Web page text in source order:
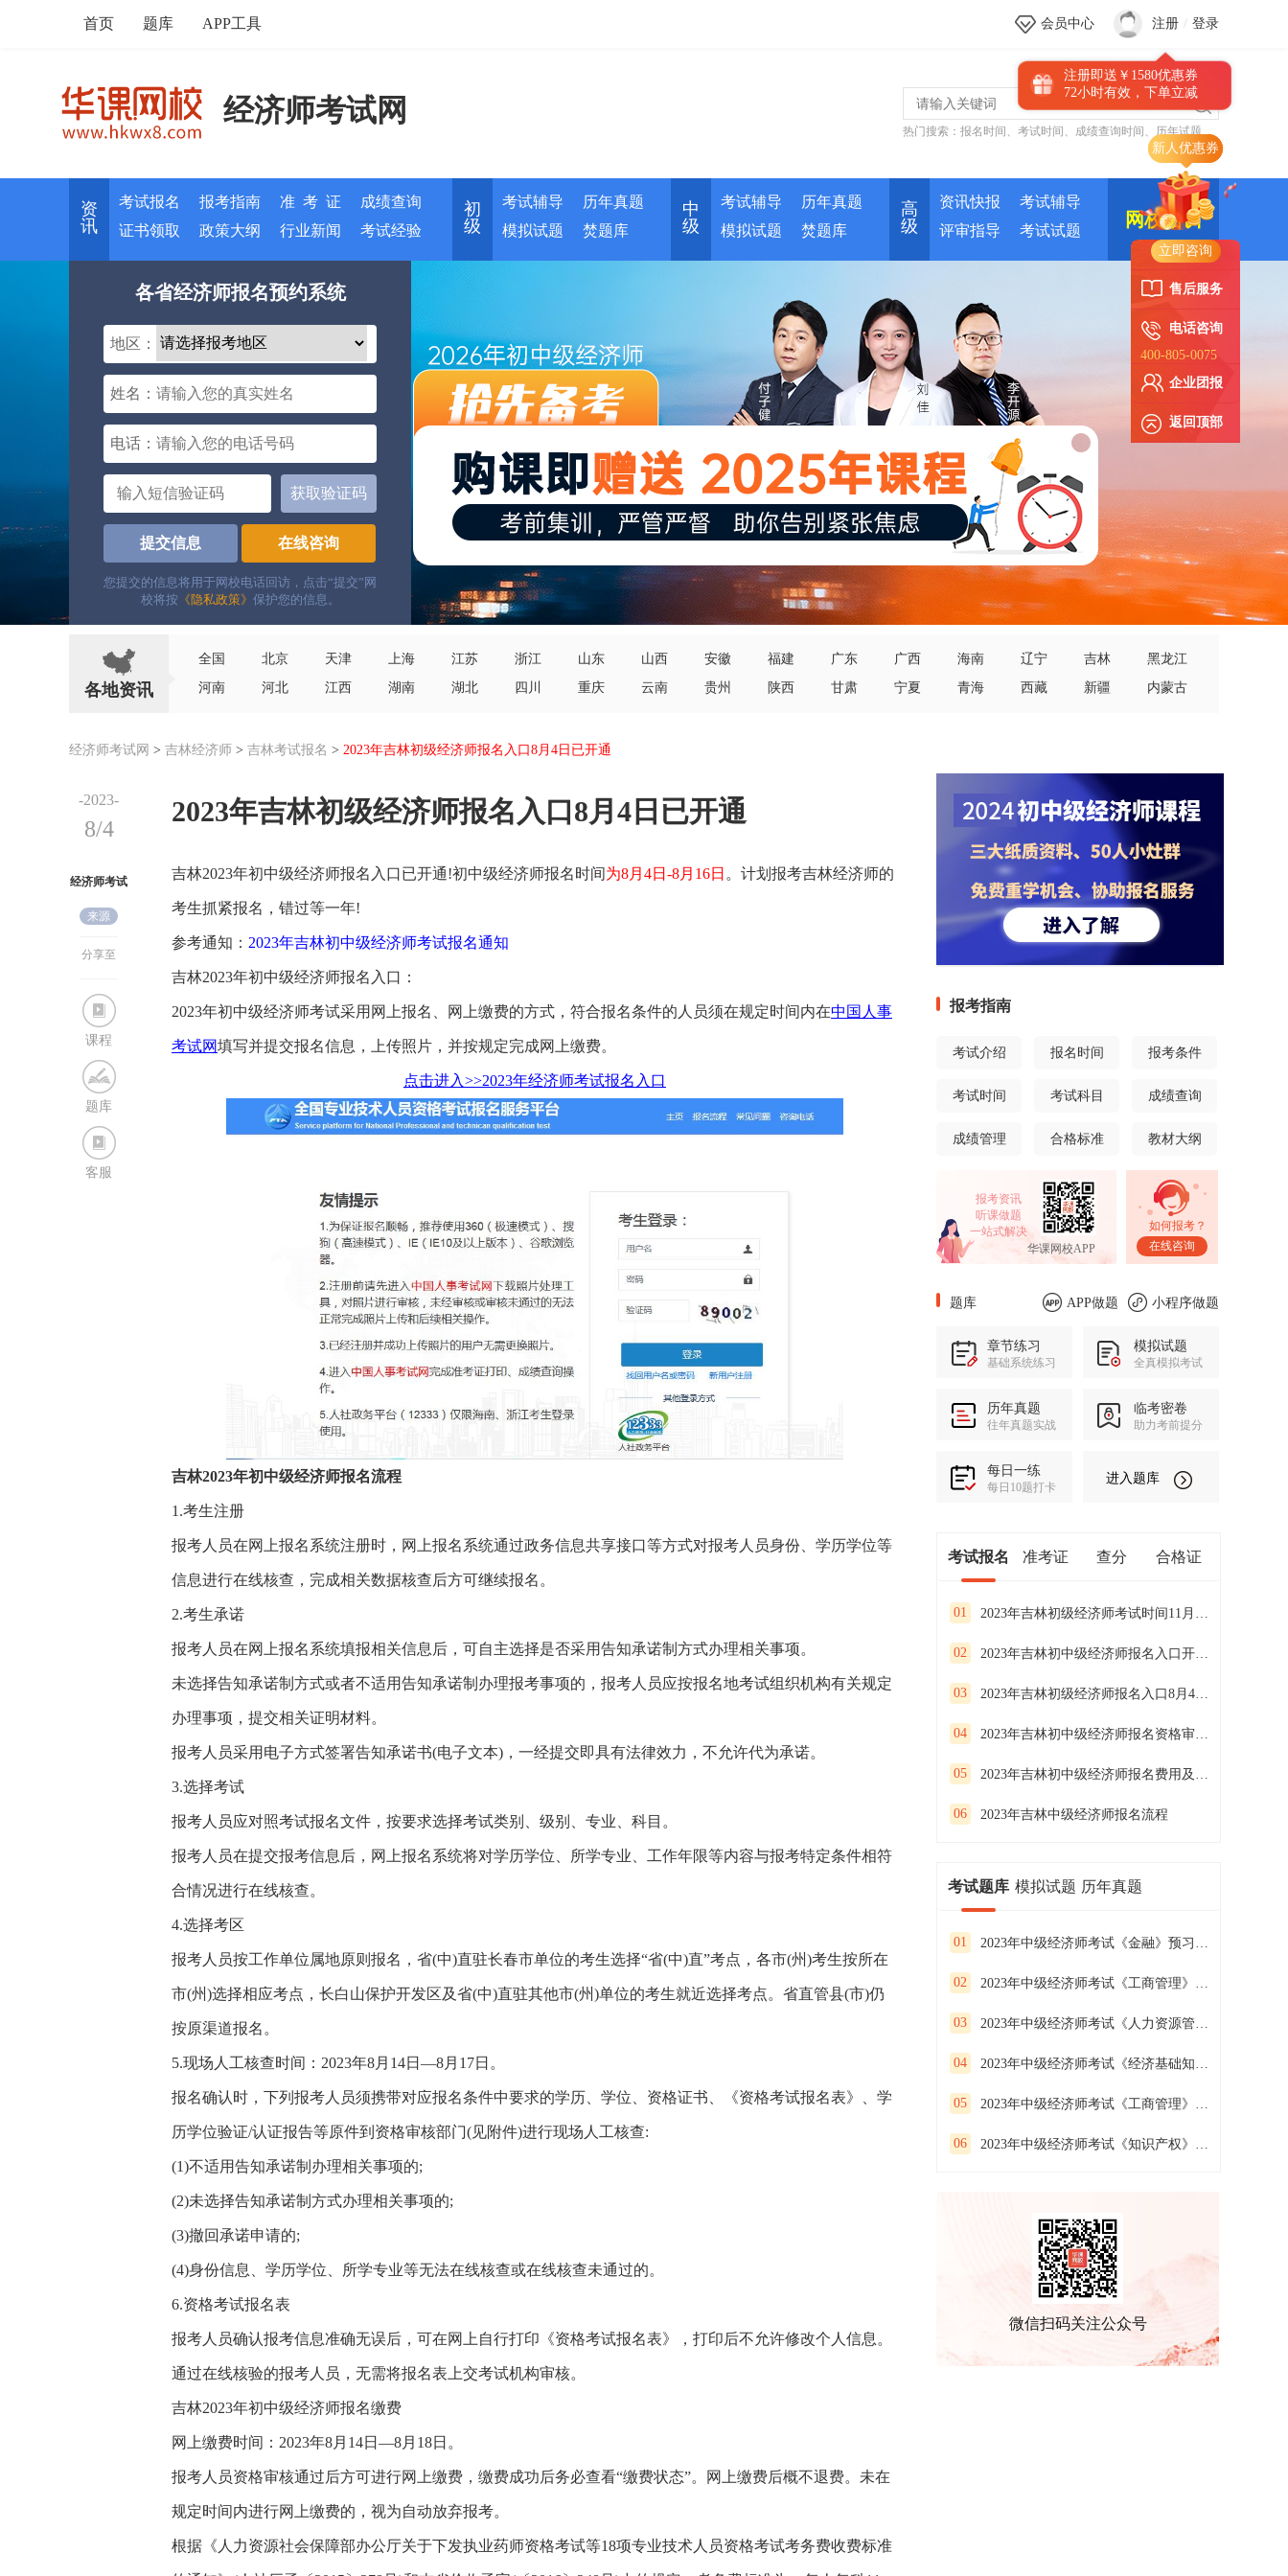
立即咨询
售后服务
电话咨询
400-805-0075
企业团报
返回顶部
首页 题库 APP工具 会员中心 注册 / 登录
注册即送￥1580优惠券
72小时有效，下单立减
经济师考试网
热门搜索： 报名时间 、 考试时间 、 成绩查询时间 、 历年试题
资
讯
考试报名 报考指南 准 考 证
成绩查询
证书领取
政策大纲 行业新闻 考试经验
初
级
考试辅导
历年真题
模拟试题
焚题库
中
级
考试辅导
历年真题
模拟试题
焚题库
高
级
资讯快报
考试辅导
评审指导
考试试题
网校培训
各省经济师报名预约系统
地区：
姓名：
电话：
获取验证码
提交信息 在线咨询
您提交的信息将用于网校电话回访，点击“提交”网
校将按 《隐私政策》 保护您的信息。
各地资讯
全国 北京 天津 上海 江苏 浙江 山东 山西 安徽 福建 广东 广西 海南 辽宁 吉林
黑龙江
河南
河北 江西 湖南 湖北 四川 重庆 云南 贵州 陕西 甘肃 宁夏 青海 西藏 新疆 内蒙古
经济师考试网 > 吉林经济师 > 吉林考试报名 > 2023年吉林初级经济师报名入口8月4日已开通
-2023-
8/4
经济师考试
网
来源
分享至
课程
题库
客服
2023年吉林初级经济师报名入口8月4日已开通
吉林2023年初中级经济师报名入口已开通!初中级经济师报名时间为8月4日-8月16日 。计划报考吉林经济师的
考生抓紧报名，错过等一年!
参考通知： 2023年吉林初中级经济师考试报名通知
吉林2023年初中级经济师报名入口：
2023年初中级经济师考试采用网上报名、网上缴费的方式，符合报名条件的人员须在规定时间内在中国人事
考试网填写并提交报名信息，上传照片，并按规定完成网上缴费。
点击进入>>2023年经济师考试报名入口
吉林2023年初中级经济师报名流程
1.考生注册
报考人员在网上报名系统注册时，网上报名系统通过政务信息共享接口等方式对报考人员身份、学历学位等
信息进行在线核查，完成相关数据核查后方可继续报名。
2.考生承诺
报考人员在网上报名系统填报相关信息后，可自主选择是否采用告知承诺制方式办理相关事项。
未选择告知承诺制方式或者不适用告知承诺制办理报考事项的，报考人员应按报名地考试组织机构有关规定
办理事项，提交相关证明材料。
报考人员采用电子方式签署告知承诺书(电子文本)，一经提交即具有法律效力，不允许代为承诺。
3.选择考试
报考人员应对照考试报名文件，按要求选择考试类别、级别、专业、科目。
报考人员在提交报考信息后，网上报名系统将对学历学位、所学专业、工作年限等内容与报考特定条件相符
合情况进行在线核查。
4.选择考区
报考人员按工作单位属地原则报名，省(中)直驻长春市单位的考生选择“省(中)直”考点，各市(州)考生按所在
市(州)选择相应考点，长白山保护开发区及省(中)直驻其他市(州)单位的考生就近选择考点。省直管县(市)仍
按原渠道报名。
5.现场人工核查时间：2023年8月14日—8月17日。
报名确认时，下列报考人员须携带对应报名条件中要求的学历、学位、资格证书、《资格考试报名表》、学
历学位验证/认证报告等原件到资格审核部门(见附件)进行现场人工核查:
(1)不适用告知承诺制办理相关事项的;
(2)未选择告知承诺制方式办理相关事项的;
(3)撤回承诺申请的;
(4)身份信息、学历学位、所学专业等无法在线核查或在线核查未通过的。
6.资格考试报名表
报考人员确认报考信息准确无误后，可在网上自行打印《资格考试报名表》，打印后不允许修改个人信息。
通过在线核验的报考人员，无需将报名表上交考试机构审核。
吉林2023年初中级经济师报名缴费
网上缴费时间：2023年8月14日—8月18日。
报考人员资格审核通过后方可进行网上缴费，缴费成功后务必查看“缴费状态”。网上缴费后概不退费。未在
规定时间内进行网上缴费的，视为自动放弃报考。
根据《人力资源社会保障部办公厅关于下发执业药师资格考试等18项专业技术人员资格考试考务费收费标准
报考指南
考试介绍 报名时间 报考条件
考试时间 考试科目 成绩查询
成绩管理 合格标准 教材大纲
报考资讯
听课做题
一站式解决
华课网校APP
如何报考？
在线咨询
题库 APP做题 小程序做题
章节练习
基础系统练习
模拟试题
全真模拟考试
历年真题
往年真题实战
临考密卷
助力考前提分
每日一练
每日10题打卡
进入题库
考试报名 准考证 查分 合格证
01 2023年吉林初级经济师考试时间11月11-12日
02 2023年吉林初中级经济师报名入口开通啦！
03 2023年吉林初级经济师报名入口8月4日已开通
04 2023年吉林初中级经济师报名资格审核方式
05 2023年吉林初中级经济师报名费用及缴费时间
06 2023年吉林中级经济师报名流程
考试题库 模拟试题 历年真题
01 2023年中级经济师考试《金融》预习试卷（二）
02 2023年中级经济师考试《工商管理》预习试卷（一）
03 2023年中级经济师考试《人力资源管理》预习试卷（三）
04 2023年中级经济师考试《经济基础知识》预习试卷（二）
05 2023年中级经济师考试《工商管理》预习试卷（三）
06 2023年中级经济师考试《知识产权》预习试卷（二）
微信扫码关注公众号